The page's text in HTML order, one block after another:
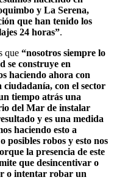
y La Serena,
que han tenido los
24 horas”.
que “nosotros siempre lo
se construye en
haciendo ahora con
ciudadanía, con el sector
tiempo atrás una
del Mar de instalar
y es una medida
haciendo esto a
posibles robos y esto nos
la presencia de este
que desincentivar o
o intentar robar un